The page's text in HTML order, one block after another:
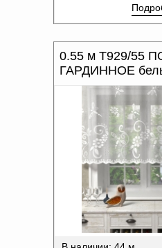
0.55 м Т929/55
ГАРДИННОЕ